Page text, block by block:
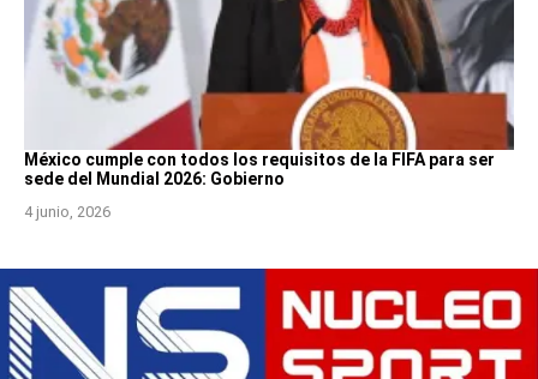
México cumple con todos los requisitos de la FIFA para ser
sede del Mundial 2026: Gobierno
4 junio, 2026